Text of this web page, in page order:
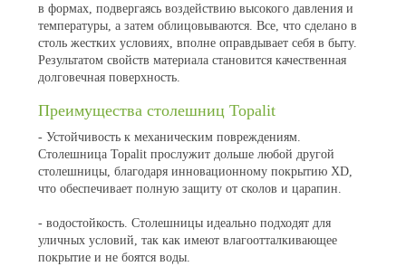
в формах, подвергаясь воздействию высокого давления и
температуры, а затем облицовываются. Все, что сделано в
столь жестких условиях, вполне оправдывает себя в быту.
Результатом свойств материала становится качественная
долговечная поверхность.
Преимущества столешниц Topalit
- Устойчивость к механическим повреждениям.
Столешница Topalit прослужит дольше любой другой
столешницы, благодаря инновационному покрытию XD,
что обеспечивает полную защиту от сколов и царапин.
- водостойкость. Столешницы идеально подходят для
уличных условий, так как имеют влагоотталкивающее
покрытие и не боятся воды.